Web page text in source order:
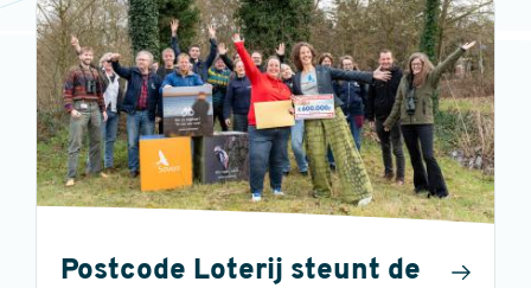
Postcode Loterij steunt de